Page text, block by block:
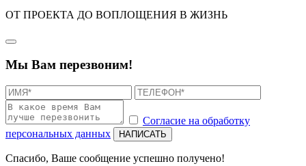
ОТ ПРОЕКТА ДО ВОПЛОЩЕНИЯ В ЖИЗНЬ
Мы Вам перезвоним!
Согласие на обработку
персональных данных
Спасибо, Ваше сообщение успешно получено!